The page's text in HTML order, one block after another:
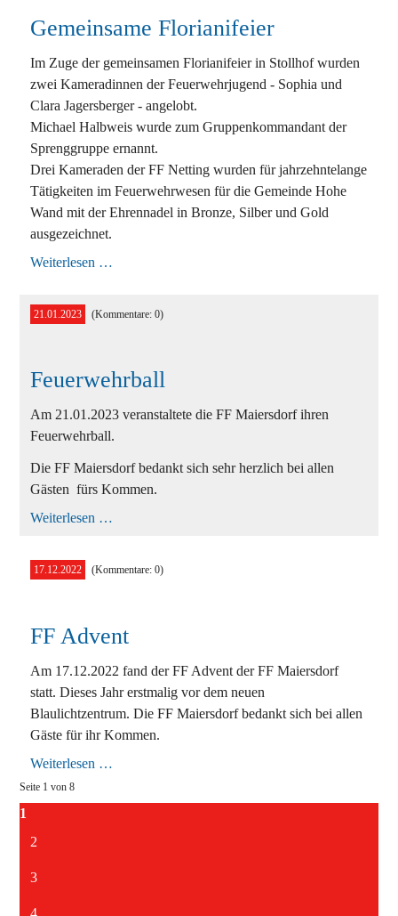
Gemeinsame Florianifeier
Im Zuge der gemeinsamen Florianifeier in Stollhof wurden
zwei Kameradinnen der Feuerwehrjugend - Sophia und
Clara Jagersberger - angelobt.
Michael Halbweis wurde zum Gruppenkommandant der
Sprenggruppe ernannt.
Drei Kameraden der FF Netting wurden für jahrzehntelange
Tätigkeiten im Feuerwehrwesen für die Gemeinde Hohe
Wand mit der Ehrennadel in Bronze, Silber und Gold
ausgezeichnet.
Weiterlesen …
21.01.2023 (Kommentare: 0)
Feuerwehrball
Am 21.01.2023 veranstaltete die FF Maiersdorf ihren
Feuerwehrball.
Die FF Maiersdorf bedankt sich sehr herzlich bei allen
Gästen fürs Kommen.
Weiterlesen …
17.12.2022 (Kommentare: 0)
FF Advent
Am 17.12.2022 fand der FF Advent der FF Maiersdorf
statt. Dieses Jahr erstmalig vor dem neuen
Blaulichtzentrum. Die FF Maiersdorf bedankt sich bei allen
Gäste für ihr Kommen.
Weiterlesen …
Seite 1 von 8
1
2
3
4